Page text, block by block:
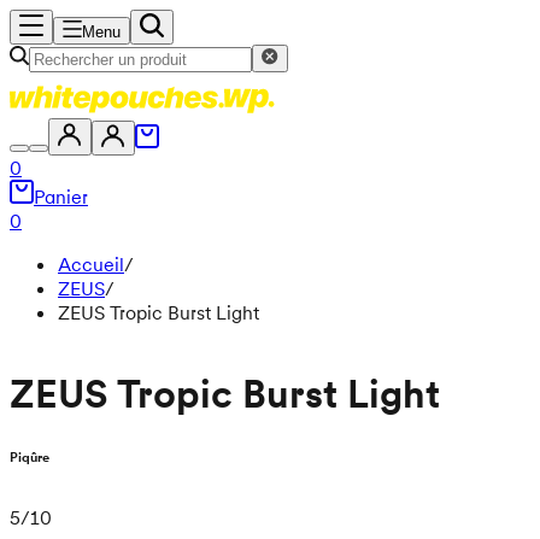
Menu
0
Panier
0
Accueil/
ZEUS/
ZEUS Tropic Burst Light
ZEUS Tropic Burst Light
Piqûre
5/10